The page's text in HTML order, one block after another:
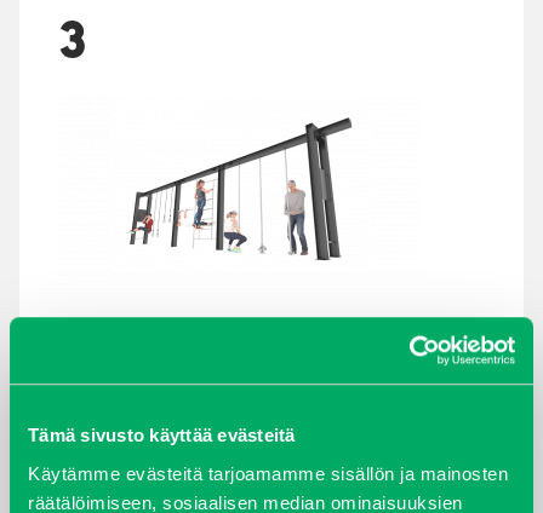
Tämä sivusto käyttää evästeitä
Käytämme evästeitä tarjoamamme sisällön ja mainosten
räätälöimiseen, sosiaalisen median ominaisuuksien
3
elokuu 2024